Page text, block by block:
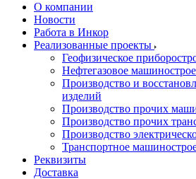
О компании
Новости
Работа в Инкор
Реализованные проекты
Геофизическое
Нефтегазовое
Производство и
изделий
Производство прочих
Производство прочих
Производство
Транспортное
Реквизиты
Доставка